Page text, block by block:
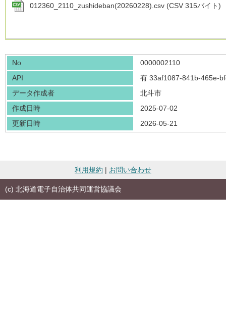
012360_2110_zushideban(20260228).csv (CSV 315バイト)
No
0000002110
API
有 33af1087-841b-465e-
データ作成者
北斗市
作成日時
2025-07-02
更新日時
2026-05-21
利用規約 | お問い合わせ
(c) 北海道電子自治体共同運営協議会